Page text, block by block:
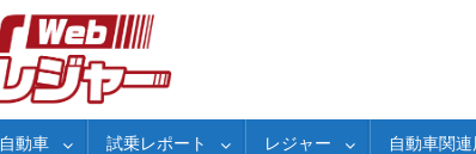
自動車 試乗レポート レジャー 自動車関連